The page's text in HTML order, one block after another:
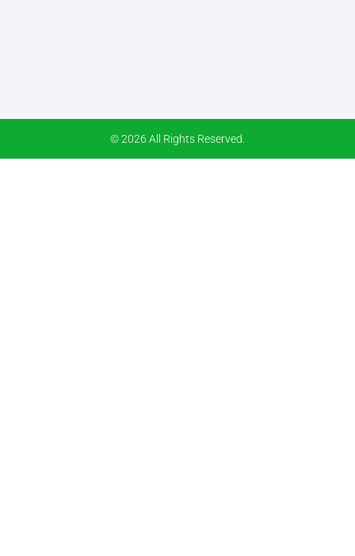
© 2026 All Rights Reserved.